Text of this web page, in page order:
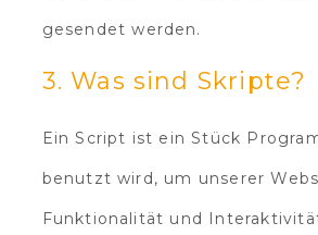
gesendet werden.
3. Was sind Skripte?
Ein Script ist ein Stück
benutzt wird, um unserer
Funktionalität und